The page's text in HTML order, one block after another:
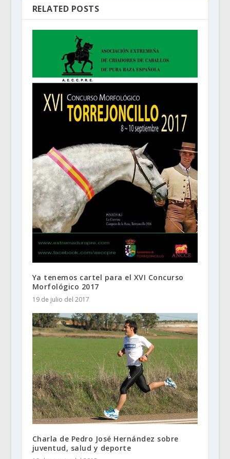
RELATED POSTS
Ya tenemos cartel para el XVI Concurso
Morfológico 2017
19 de julio del 2017
Charla de Pedro José Hernández sobre
juventud, salud y deporte